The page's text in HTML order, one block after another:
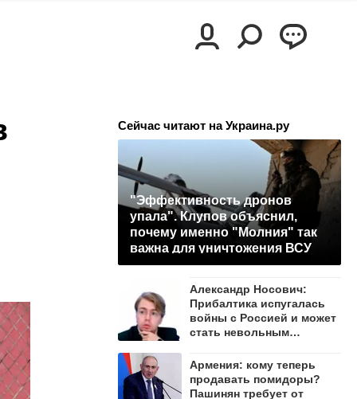
Сейчас читают на Украина.ру
"Эффективность дронов
упала". Клупов объяснил,
почему именно "Молния" так
важна для уничтожения ВСУ
Александр Носович:
Прибалтика испугалась
войны с Россией и может
стать невольным
Армения: кому теперь
продавать помидоры?
Пашинян требует от